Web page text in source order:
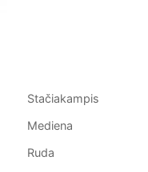
Stačiakampis
Mediena
Ruda